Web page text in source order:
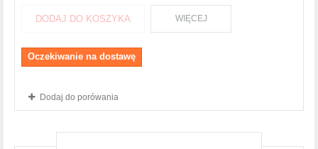
DODAJ DO KOSZYKA WIĘCEJ
Oczekiwanie na dostawę
Dodaj do porówania